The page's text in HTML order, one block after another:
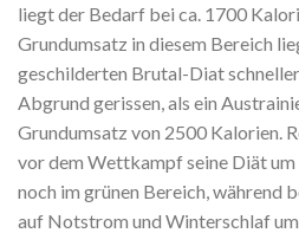
liegt der Bedarf bei ca. 1700
Grundumsatz in diesem Bereich
geschilderten Brutal-Diat
Abgrund gerissen, als ein
Grundumsatz von 2500 Kalorien.
vor dem Wettkampf seine Diät
noch im grünen Bereich, während
auf Notstrom und Winterschlaf